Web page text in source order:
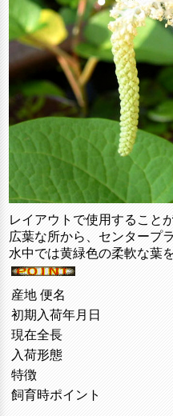
レイアウトで使用すること
広葉な所から、センタープ
水中では黄緑色の柔軟な葉
産地 便名
初期入荷年月日
現在全長
入荷形態
特徴
飼育時ポイント